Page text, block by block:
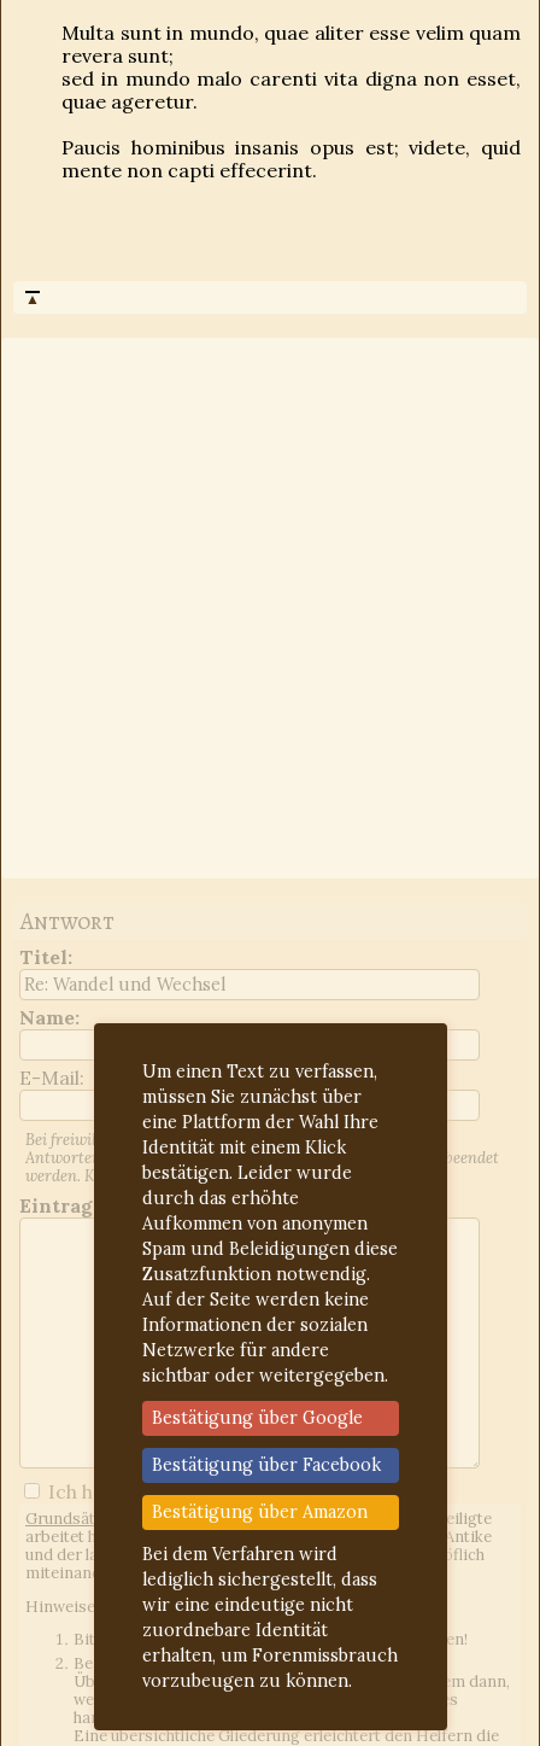
Multa sunt in mundo, quae aliter esse velim quam
revera sunt;
sed in mundo malo carenti vita digna non esset,
quae ageretur.
Paucis hominibus insanis opus est; videte, quid
mente non capti effecerint.
▲
Um einen Text zu verfassen,
müssen Sie zunächst über
eine Plattform der Wahl Ihre
Identität mit einem Klick
bestätigen. Leider wurde
durch das erhöhte
Aufkommen von anonymen
Spam und Beleidigungen diese
Zusatzfunktion notwendig.
Auf der Seite werden keine
Informationen der sozialen
Netzwerke für andere
sichtbar oder weitergegeben.
Bestätigung über Google
Bestätigung über Facebook
Bestätigung über Amazon
Bei dem Verfahren wird
lediglich sichergestellt, dass
wir eine eindeutige nicht
zuordnebare Identität
erhalten, um Forenmissbrauch
vorzubeugen zu können.
Antwort
Titel:
Name:
E-Mail:
Bei freiwilliger Angabe der E-Mail-Adresse werden Sie über
Antworten auf Ihren Beitrag informiert. Dies kann jederzeit beendet
werden. Kontrollieren Sie ggf. den Spam-Ordner.
Eintrag:
Ich habe dieForumregelngelesen
Grundsätzliches:
Wir sind ein freies Forum, d.h. jeder Beteiligte
arbeitet hier unentgeltlich. Uns eint das Interesse an der Antike
und der lateinischen Sprache. Wir gehen freundlich und höflich
miteinander um.
Hinweise an die Fragesteller:
Bitte für jedes Anliegen einen neuen Beitrag erstellen!
Bei Latein-Deutsch-Übersetzungen einen eigenen
Übersetzungsversuch mit angeben. Das gilt vor allem dann,
wenn es sich um Hausaufgaben oder Vergleichbares
handelt.
Eine übersichtliche Gliederung erleichtert den Helfern die